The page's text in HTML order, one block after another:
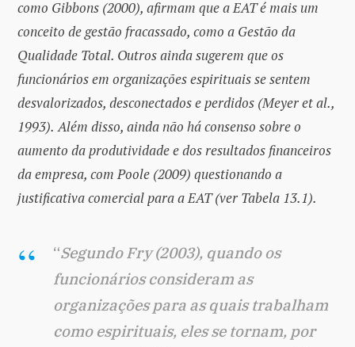
como Gibbons (2000), afirmam que a EAT é mais um
conceito de gestão fracassado, como a Gestão da
Qualidade Total. Outros ainda sugerem que os
funcionários em organizações espirituais se sentem
desvalorizados, desconectados e perdidos (Meyer et al.,
1993). Além disso, ainda não há consenso sobre o
aumento da produtividade e dos resultados financeiros
da empresa, com Poole (2009) questionando a
justificativa comercial para a EAT (ver Tabela 13.1).
“Segundo Fry (2003), quando os
funcionários consideram as
organizações para as quais trabalham
como espirituais, eles se tornam, por